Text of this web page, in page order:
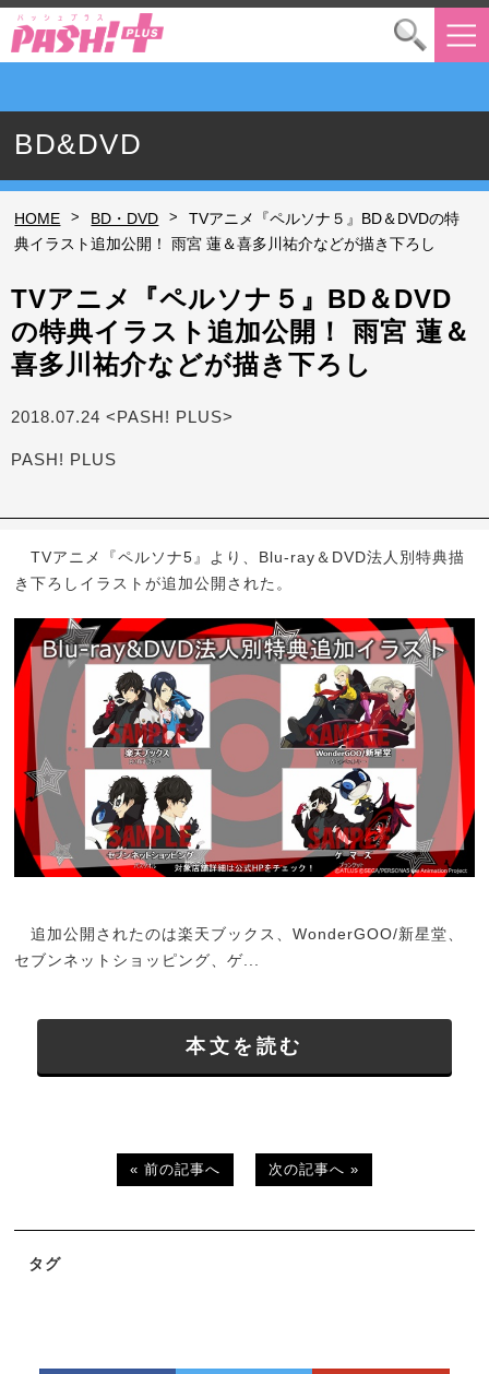
BD&DVD
HOME > BD・DVD >
TVアニメ『ペルソナ５』BD＆DVDの特
典イラスト追加公開！ 雨宮 蓮＆喜多川祐介などが描き下ろし
TVアニメ『ペルソナ５』BD＆DVD
の特典イラスト追加公開！ 雨宮 蓮＆
喜多川祐介などが描き下ろし
2018.07.24 <PASH! PLUS>
PASH! PLUS
TVアニメ『ペルソナ5』より、Blu-ray＆DVD法人別特典描
き下ろしイラストが追加公開された。
追加公開されたのは楽天ブックス、WonderGOO/新星堂、
セブンネットショッピング、ゲ...
本文を読む
« 前の記事へ 次の記事へ »
タグ